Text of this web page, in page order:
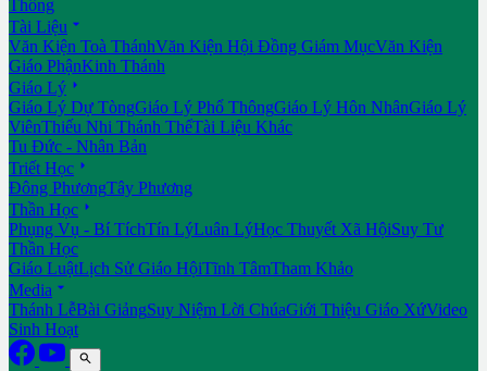
Thông
Tài Liệu 
Văn Kiện Toà ThánhVăn Kiện Hội Đồng Giám MụcVăn Kiện
Giáo PhậnKinh Thánh
Giáo Lý 
Giáo Lý Dự TòngGiáo Lý Phổ ThôngGiáo Lý Hôn NhânGiáo Lý
ViênThiếu Nhi Thánh ThểTài Liệu Khác
Tu Đức - Nhân Bản
Triết Học 
Đông PhươngTây Phương
Thần Học 
Phụng Vụ - Bí TíchTín LýLuân LýHọc Thuyết Xã HộiSuy Tư
Thần Học
Giáo LuậtLịch Sử Giáo HộiTĩnh TâmTham Khảo
Media 
Thánh LễBài GiảngSuy Niệm Lời ChúaGiới Thiệu Giáo XứVideo
Sinh Hoạt
